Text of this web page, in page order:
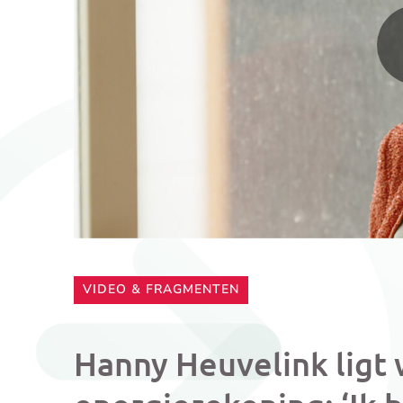
CATEGORIE:
VIDEO & FRAGMENTEN
Hanny Heuvelink ligt